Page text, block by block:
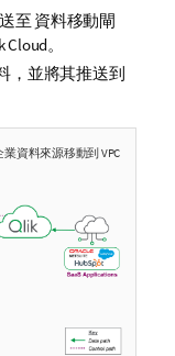
至 資料移動閘
Cloud。
，並將其推送到
業資料來源移動到 VPC